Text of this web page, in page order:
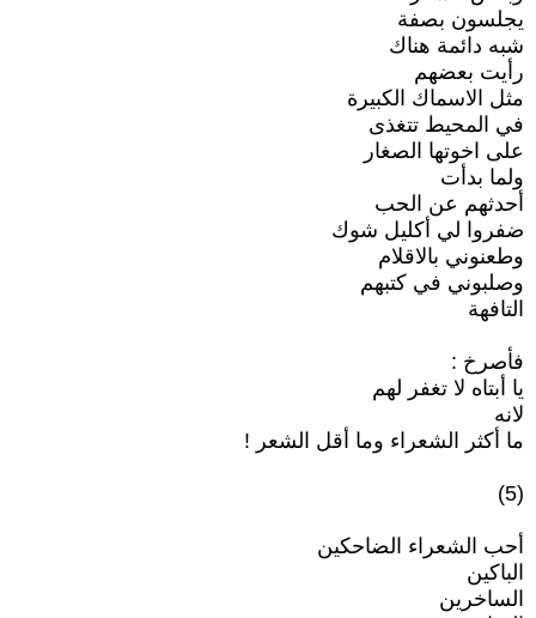
يجلسون بصفة
شبه دائمة هناك
رأيت بعضهم
مثل الاسماك الكبيرة
في المحيط تتغذى
على اخوتها الصغار
ولما بدأت
أحدثهم عن الحب
ضفروا لي أكليل شوك
وطعنوني بالاقلام
وصلبوني في كتبهم
التافهة
فأصرخ :
يا أبتاه لا تغفر لهم
لانه
ما أكثر الشعراء وما أقل الشعر !
(5)
أحب الشعراء الضاحكين
الباكين
الساخرين